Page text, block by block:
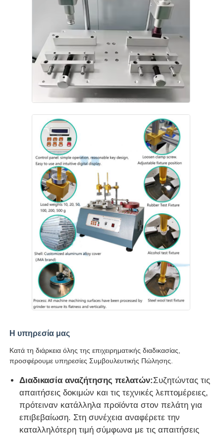
Η υπηρεσία μας
Κατά τη διάρκεια όλης της επιχειρηματικής διαδικασίας,
προσφέρουμε υπηρεσίες Συμβουλευτικής Πώλησης.
Διαδικασία αναζήτησης πελατών:Συζητώντας τις
απαιτήσεις δοκιμών και τις τεχνικές λεπτομέρειες,
πρότειναν κατάλληλα προϊόντα στον πελάτη για
επιβεβαίωση. Στη συνέχεια αναφέρετε την
καταλληλότερη τιμή σύμφωνα με τις απαιτήσεις